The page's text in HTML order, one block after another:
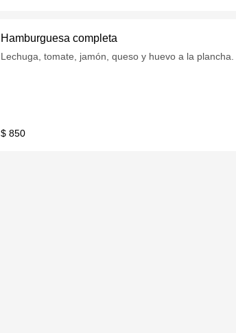
Hamburguesa completa
Lechuga, tomate, jamón, queso y huevo a la plancha.
$ 850